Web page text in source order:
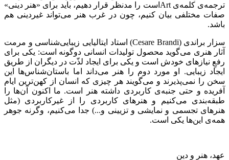
ترجمه‌ی کلمه‌یArt است را مدنظر قرار دهیم، باید برای «هنر دینی»
صفات مختلفی بیان کنیم‌، چون در غرب هنر می‌تواند غیردینی هم
باشد.
سزار براندی (Cesare Brandi) استاد ایتالیایی زیبایی‌شناسی و مرمت
آثار هنری می‌گوید محصول تولیدات انسانی دوگونه است‌: یکی برای
رفعِ نیازهای خودش است و یکی برای ایجاد لذّت در دیگران از طریق
ایجاد زیبایی‌. او مورد دوم را هنر می‌داند اما باستان‌شناس‌‌ها این
سخن را نمی‌پذیرند و می‌گویند هر چیزی که انسان از کهن‌ترین ایام
آفریده و حتی جنبه‌ی کاربردی داشته هنر است‌. ما اکنون آن‌‌ها را
طبقه‌بندی می‌کنیم و هنرهای کاربردی را از غیرکاربردی (مثل
هنرهای تجسمی و نمایشی و تزیینی و...) جدا می‌کنیم، وگرنه جوهر
همه‌ی این‌ها یکی است‌.
عهد، هنر و دین